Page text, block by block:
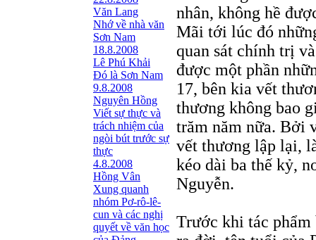
Văn Lang
Nhớ về nhà văn
Sơn Nam
18.8.2008
Lê Phú Khải
Đó là Sơn Nam
9.8.2008
Nguyên Hồng
Viết sự thực và
trách nhiệm của
ngòi bút trước sự
thực
4.8.2008
Hồng Vân
Xung quanh
nhóm Pơ-rô-lê-
cun và các nghị
quyết về văn học
nhân, không hề
Mãi tới lúc đó
quan sát chính trị
được một phần
17, bên kia vết
thương không bao
trăm năm nữa. Bởi
vết thương lập lại,
kéo dài ba thế kỷ,
Nguyễn.
Trước khi tác